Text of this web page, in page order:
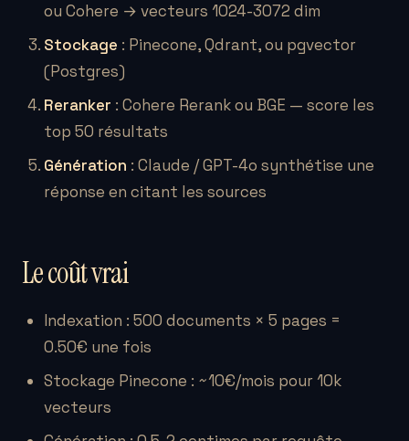
ou Cohere → vecteurs 1024-3072 dim
Stockage : Pinecone, Qdrant, ou pgvector
(Postgres)
Reranker : Cohere Rerank ou BGE — score les
top 50 résultats
Génération : Claude / GPT-4o synthétise une
réponse en citant les sources
Le coût vrai
Indexation : 500 documents × 5 pages =
0.50€ une fois
Stockage Pinecone : ~10€/mois pour 10k
vecteurs